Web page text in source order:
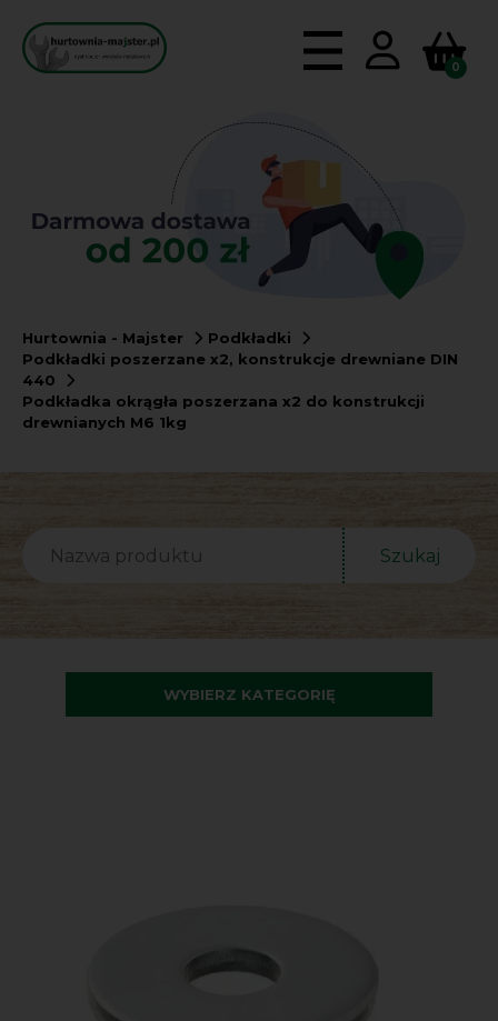
0
Hurtownia - Majster
Podkładki
Podkładki poszerzane x2, konstrukcje drewniane DIN
440
Podkładka okrągła poszerzana x2 do konstrukcji
drewnianych M6 1kg
WYBIERZ KATEGORIĘ
Szukaj